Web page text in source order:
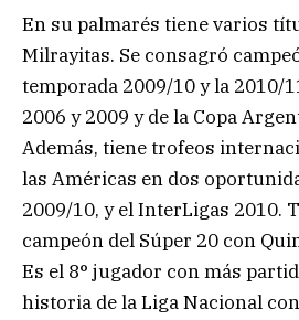
En su palmarés tiene varios
Milrayitas. Se consagró
temporada 2009/10 y la 2010/
2006 y 2009 y de la Copa
Además, tiene trofeos
las Américas en dos
2009/10, y el InterLigas 2010.
campeón del Súper 20 con
Es el 8° jugador con más
historia de la Liga Nacional